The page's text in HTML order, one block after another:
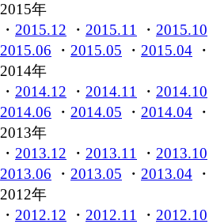
2015年
・ 2015.12 ・ 2015.11 ・ 2015.10
2015.06 ・ 2015.05 ・ 2015.04
2014年
・ 2014.12 ・ 2014.11 ・ 2014.10
2014.06 ・ 2014.05 ・ 2014.04
2013年
・ 2013.12 ・ 2013.11 ・ 2013.10
2013.06 ・ 2013.05 ・ 2013.04
2012年
・ 2012.12 ・ 2012.11 ・ 2012.10